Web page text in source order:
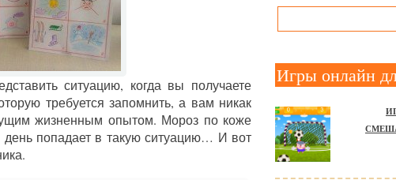
ситуацию, когда вы получаете
требуется запомнить, а вам никак
жизненным опытом. Мороз по коже
попадает в такую ситуацию… И вот
Игры онлайн